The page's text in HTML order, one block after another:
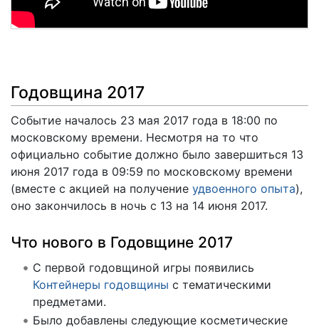
Годовщина 2017
Событие началось 23 мая 2017 года в 18:00 по
московскому времени. Несмотря на то что
официально событие должно было завершиться 13
июня 2017 года в 09:59 по московскому времени
(вместе с акцией на получение удвоенного опыта),
оно закончилось в ночь с 13 на 14 июня 2017.
Что нового в Годовщине 2017
С первой годовщиной игры появились
Контейнеры годовщины с тематическими
предметами.
Было добавлены следующие косметические